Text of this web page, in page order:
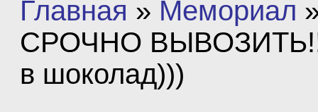
Главная » Мемориал
СРОЧНО
в шоколад)))